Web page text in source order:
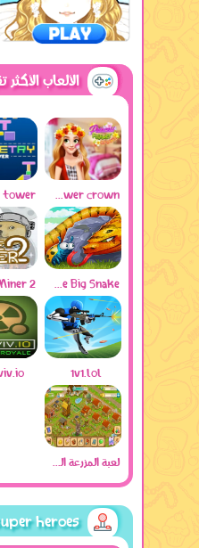
الألعاب الأكثر
princess flower crown
Little Big Snake
2
1v1.lol
لعبة المزرعة السعيدة
heroes